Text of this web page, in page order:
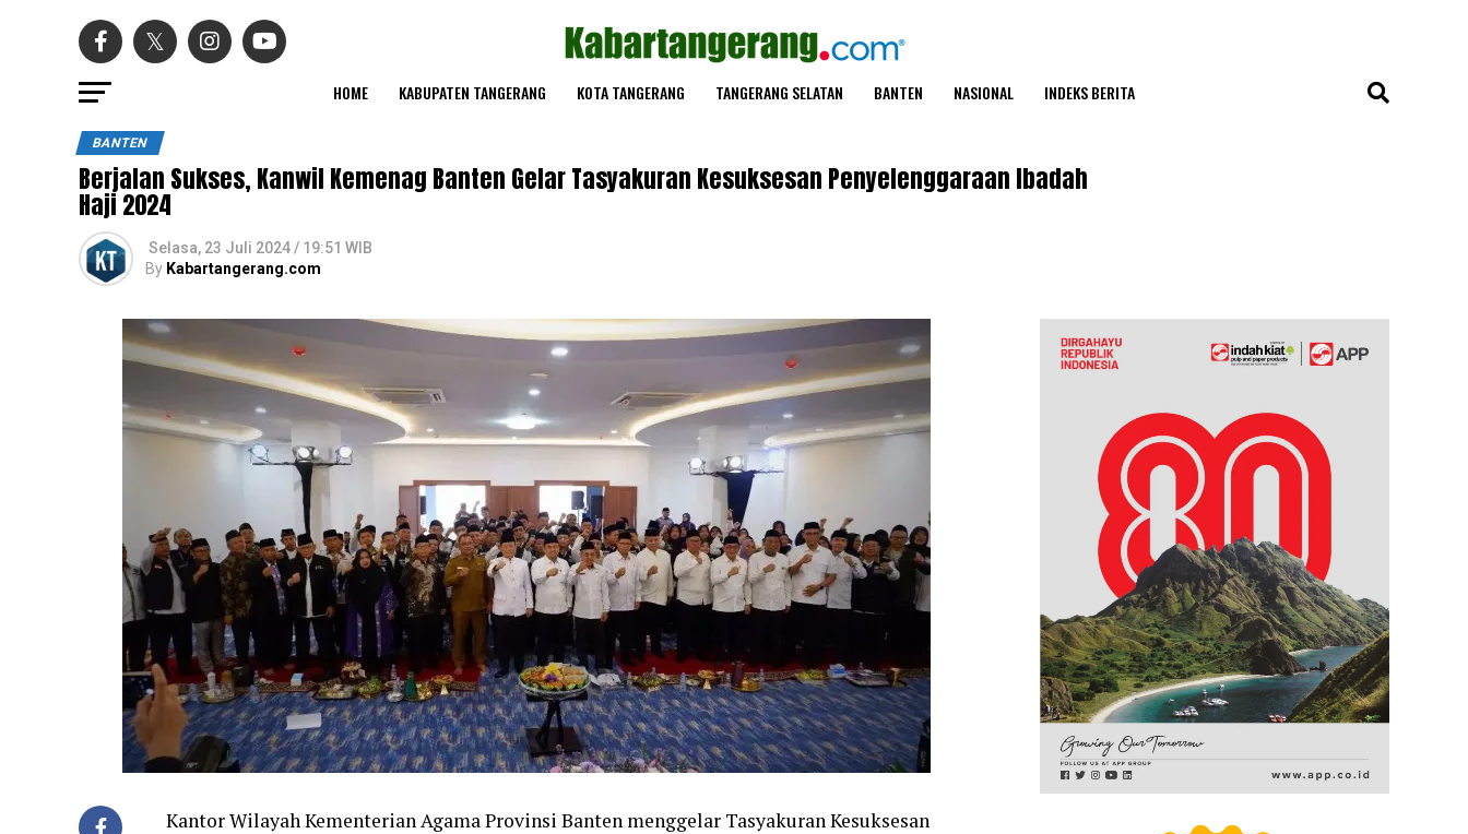
HOME KABUPATEN TANGERANG KOTA TANGERANG TANGERANG SELATAN BANTEN NASIONAL INDEKS BERITA
BANTEN
Berjalan Sukses, Kanwil Kemenag Banten Gelar Tasyakuran Kesuksesan Penyelenggaraan Ibadah
Haji 2024
Selasa, 23 Juli 2024 / 19:51 WIB
By Kabartangerang.com
Kantor Wilayah Kementerian Agama Provinsi Banten menggelar Tasyakuran Kesuksesan